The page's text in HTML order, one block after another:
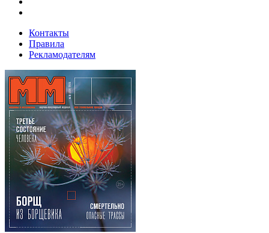
Контакты
Правила
Рекламодателям